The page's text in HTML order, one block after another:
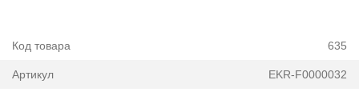
Код товара 635
Артикул EKR-F0000032